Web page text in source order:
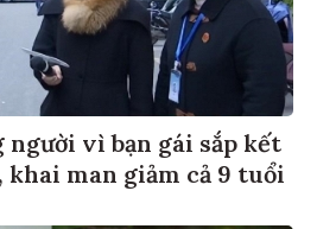
vì bạn gái sắp kết
khai man giảm cả 9 tuổi